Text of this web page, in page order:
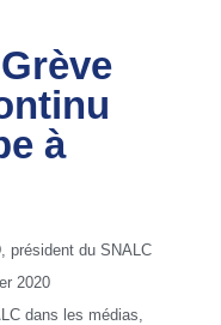
à
président du SNALC
2020
dans les médias,